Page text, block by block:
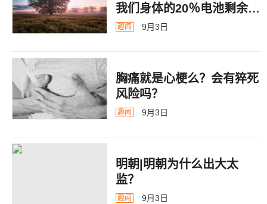
我们身体的20％电池剩余警
告
趣闻 9月3日
胸痛就是心梗么？会有猝死
风险吗？
趣闻 9月3日
明朝|明朝为什么出大太
监？ ​​​
趣闻 9月3日